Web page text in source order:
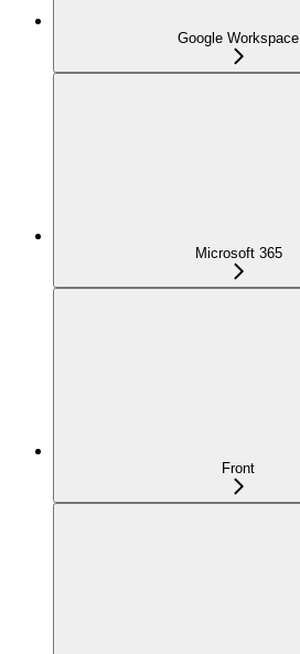
Google Workspace
Microsoft 365
Front